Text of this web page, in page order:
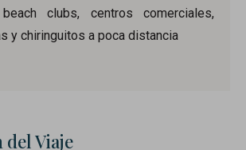
clubs, centros comerciales,
y chiringuitos a poca distancia
del Viaje